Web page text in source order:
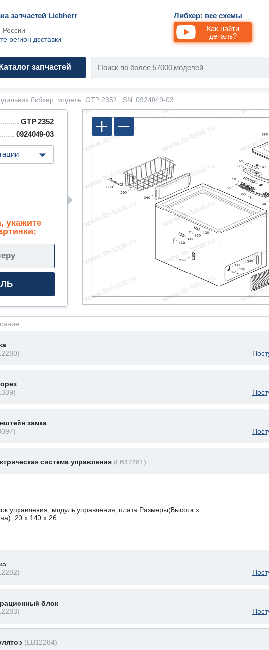
запчастей Liebherr
России
регион доставки
Либхер: все схемы
Как найти
деталь?
Каталог запчастей
Либхер, модель: GTP 2352 , SN: 0924049-03
GTP 2352
0924049-03
укажите
замка
система управления (LB12281)
управления, модуль управления, плата Размеры(Высота х
20 x 140 х 26.
блок
(LB12284)